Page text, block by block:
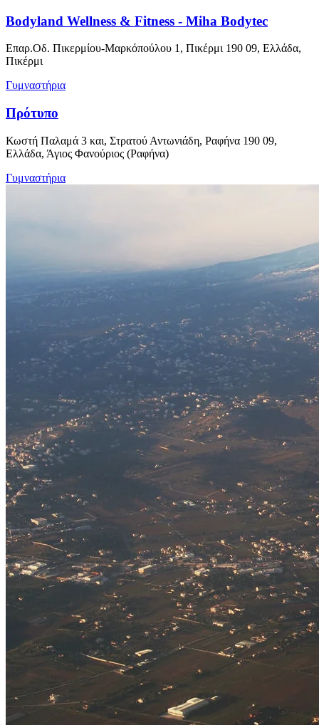
Bodyland Wellness & Fitness - Miha Bodytec
Επαρ.Οδ. Πικερμίου-Μαρκόπούλου 1, Πικέρμι 190 09, Ελλάδα,
Πικέρμι
Γυμναστήρια
Πρότυπο
Κωστή Παλαμά 3 και, Στρατού Αντωνιάδη, Ραφήνα 190 09,
Ελλάδα, Άγιος Φανούριος (Ραφήνα)
Γυμναστήρια